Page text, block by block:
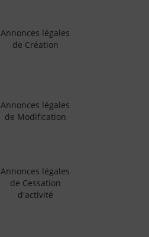
Annonces légales
de Création
Annonces légales
de Modification
Annonces légales
de Cessation
d'activité